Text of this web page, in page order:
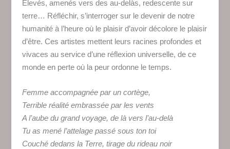
Élevés, amenés vers des au-delàs, redescente sur
terre… Réfléchir, s’interroger sur le devenir de notre
humanité à l’heure où le plaisir d’avoir décolore le plaisir
d’être. Ces artistes mettent leurs racines profondes et
vivaces au service d’une réflexion universelle, de ce
monde en perte où la peur ordonne le temps.
Femme accompagnée par un cortège,
Terrible réalité embrassée par les vents
A l’aube du grand voyage, de là vers l’au-delà
Tu as mené l’attelage passé sous ton toi
Couché dedans la Terre, tirage du rideau noir